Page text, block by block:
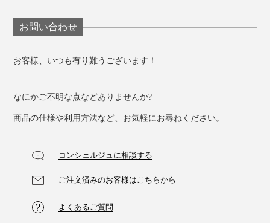
お問い合わせ
お客様、いつも有り難うございます！
なにかご不明な点などありませんか?
商品の仕様や利用方法など、お気軽にお尋ねください。
コンシェルジュに相談する
ご注文済みのお客様はこちらから
よくあるご質問